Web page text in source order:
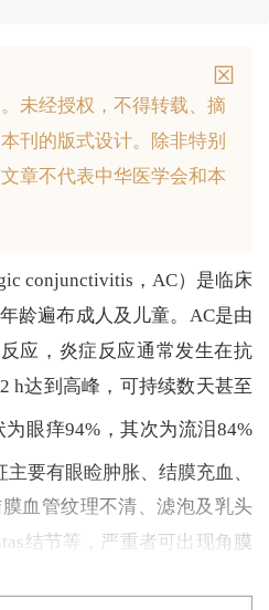
未经授权，不得转载、摘
刊的版式设计。
除非特别
章不代表中华医学会和本
conjunctivitis，AC）是临床
龄遍布成人及儿童。AC是由
应，炎症反应通常发生在抗
h达到高峰，可持续数天甚至
眼痒94%，其次为流泪84%
主要有眼睑肿胀、结膜充血、
血管纹理不清、滤泡及乳头
结节等，严重者可出现角膜